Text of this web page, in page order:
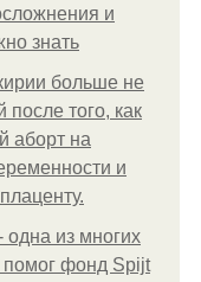
и
знать
больше не
после того, как
аборт на
и
одна из многих
фонд Spijt